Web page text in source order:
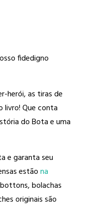
fidedigno
herói, as tiras de
livro! Que conta
do Bota e uma
e garanta seu
estãona
bolachas
originais são